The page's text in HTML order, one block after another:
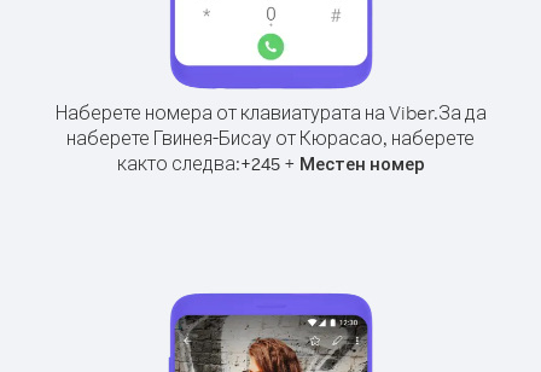
Наберете номера от клавиатурата на Viber.За да
наберете Гвинея-Бисау от Кюрасао, наберете
както следва:+245+ Местен номер